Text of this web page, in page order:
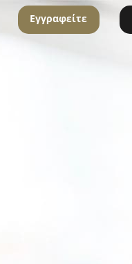
Εγγραφείτε